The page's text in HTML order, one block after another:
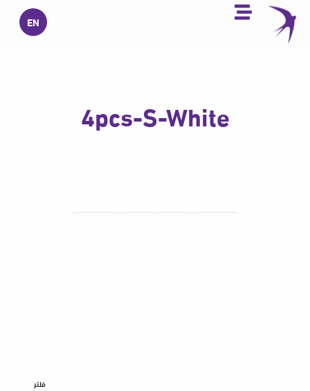
تخطي
المحتوى
EN
4pcs-S-White
فلتر